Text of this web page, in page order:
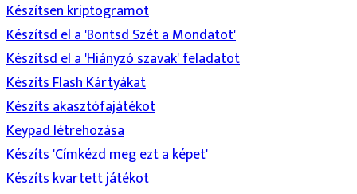
Készítsen kriptogramot
Készítsd el a 'Bontsd Szét a Mondatot'
Készítsd el a 'Hiányzó szavak' feladatot
Készíts Flash Kártyákat
Készíts akasztófajátékot
Keypad létrehozása
Készíts 'Címkézd meg ezt a képet'
Készíts kvartett játékot